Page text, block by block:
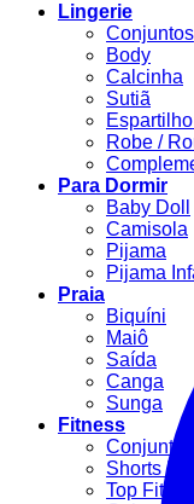
Lingerie
Conjuntos
Body
Calcinha
Sutiã
Robe /
Para Dormir
Baby Doll
Camisola
Pijama
Pijama
Praia
Biquíni
Maiô
Saída
Canga
Sunga
Fitness
Conjunto
Shorts
Top Fitness